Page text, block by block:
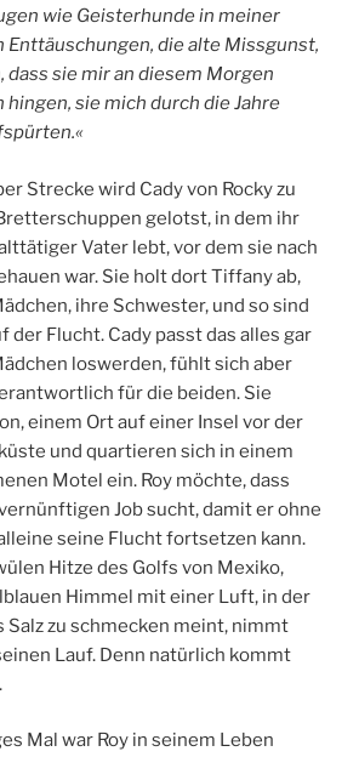
wie Geisterhunde in meiner
Enttäuschungen, die alte Missgunst,
dass sie mir an diesem Morgen
hingen, sie mich durch die Jahre
Strecke wird Cady von Rocky zu
gelotst, in dem ihr
Vater lebt, vor dem sie nach
war. Sie holt dort Tiffany ab,
ihre Schwester, und so sind
der Flucht. Cady passt das alles gar
loswerden, fühlt sich aber
für die beiden. Sie
einem Ort auf einer Insel vor der
und quartieren sich in einem
Motel ein. Roy möchte, dass
Job sucht, damit er ohne
seine Flucht fortsetzen kann.
Hitze des Golfs von Mexiko,
Himmel mit einer Luft, in der
Salz zu schmecken meint, nimmt
Lauf. Denn natürlich kommt
Mal war Roy in seinem Leben